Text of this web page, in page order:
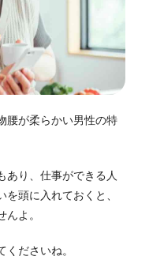
腰が柔らかい男性の特
あり、仕事ができる人
頭に入れておくと、
よ。
ださいね。